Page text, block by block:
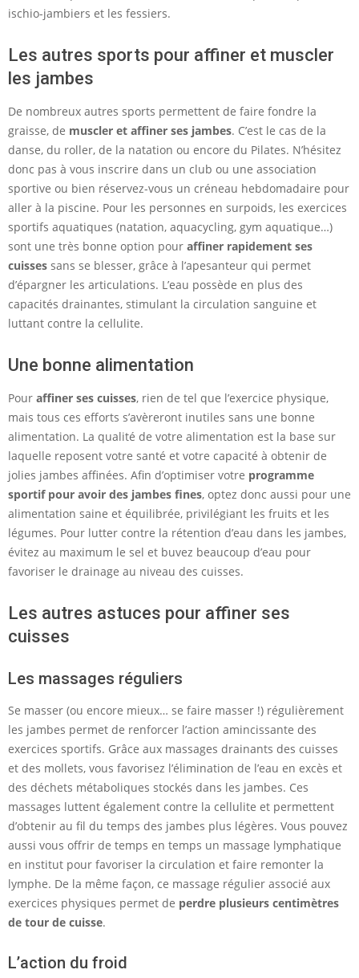
ischio-jambiers et les fessiers.
Les autres sports pour affiner et muscler
les jambes
De nombreux autres sports permettent de faire fondre la
graisse, de muscler et affiner ses jambes. C’est le cas de la
danse, du roller, de la natation ou encore du Pilates. N’hésitez
donc pas à vous inscrire dans un club ou une association
sportive ou bien réservez-vous un créneau hebdomadaire pour
aller à la piscine. Pour les personnes en surpoids, les exercices
sportifs aquatiques (natation, aquacycling, gym aquatique…)
sont une très bonne option pour affiner rapidement ses
cuisses sans se blesser, grâce à l’apesanteur qui permet
d’épargner les articulations. L’eau possède en plus des
capacités drainantes, stimulant la circulation sanguine et
luttant contre la cellulite.
Une bonne alimentation
Pour affiner ses cuisses, rien de tel que l’exercice physique,
mais tous ces efforts s’avèreront inutiles sans une bonne
alimentation. La qualité de votre alimentation est la base sur
laquelle reposent votre santé et votre capacité à obtenir de
jolies jambes affinées. Afin d’optimiser votre programme
sportif pour avoir des jambes fines, optez donc aussi pour une
alimentation saine et équilibrée, privilégiant les fruits et les
légumes. Pour lutter contre la rétention d’eau dans les jambes,
évitez au maximum le sel et buvez beaucoup d’eau pour
favoriser le drainage au niveau des cuisses.
Les autres astuces pour affiner ses
cuisses
Les massages réguliers
Se masser (ou encore mieux… se faire masser !) régulièrement
les jambes permet de renforcer l’action amincissante des
exercices sportifs. Grâce aux massages drainants des cuisses
et des mollets, vous favorisez l’élimination de l’eau en excès et
des déchets métaboliques stockés dans les jambes. Ces
massages luttent également contre la cellulite et permettent
d’obtenir au fil du temps des jambes plus légères. Vous pouvez
aussi vous offrir de temps en temps un massage lymphatique
en institut pour favoriser la circulation et faire remonter la
lymphe. De la même façon, ce massage régulier associé aux
exercices physiques permet de perdre plusieurs centimètres
de tour de cuisse.
L’action du froid